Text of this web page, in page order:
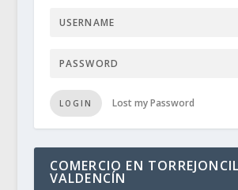
LOGIN Lost my Password
COMERCIO EN
VALDENCÍN